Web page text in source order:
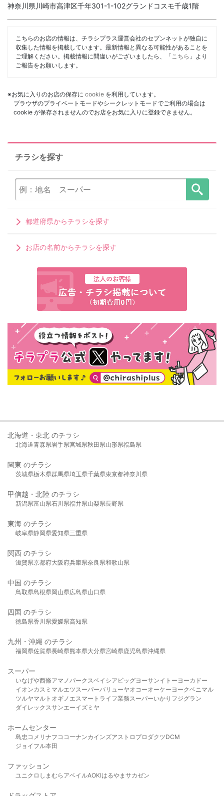
神奈川県川崎市高津区千年301-1-102グランドコスモ千歳1階
こちらのお店の情報は、チラシプラス運営会社のセブンネットが独自に
収集した情報を掲載しています。最新情報と異なる可能性があることを
ご理解ください。掲載情報に間違いがございましたら、「 こちら 」より
ご報告をお願いします。
※お気に入りのお店の保存に cookie を利用しています。
ブラウザのプライベートモードやシークレットモードでご利用の場合は
cookie が保存されませんのでお店をお気に入りに登録できません。
チラシを探す
都道府県からチラシを探す
お店の名前からチラシを探す
北海道・東北 のチラシ
北海道青森県岩手県宮城県秋田県山形県福島県
関東 のチラシ
茨城県栃木県群馬県埼玉県千葉県東京都神奈川県
甲信越・北陸 のチラシ
新潟県富山県石川県福井県山梨県長野県
東海 のチラシ
岐阜県静岡県愛知県三重県
関西 のチラシ
滋賀県京都府大阪府兵庫県奈良県和歌山県
中国 のチラシ
鳥取県島根県岡山県広島県山口県
四国 のチラシ
徳島県香川県愛媛県高知県
九州・沖縄 のチラシ
福岡県佐賀県長崎県熊本県大分県宮崎県鹿児島県沖縄県
スーパー
いなげや西條アマノパークスベイシア ビッグヨーサンイトーヨーカドー
イオンカスミ マルエツスーパーバリューヤオコーオーケー ヨークベニマル
ツルヤマルト オギノ エスマート ライフ業務スーパーいかり フジグラン
ダイレックスサンエーイズミヤ
ホームセンター
島忠 コメリ ナフコ コーナンカインズアストロプロダクツDCM
ジョイフル本田
ファッション
ユニクロ しまむら アベイルAOKIはるやま サカゼン